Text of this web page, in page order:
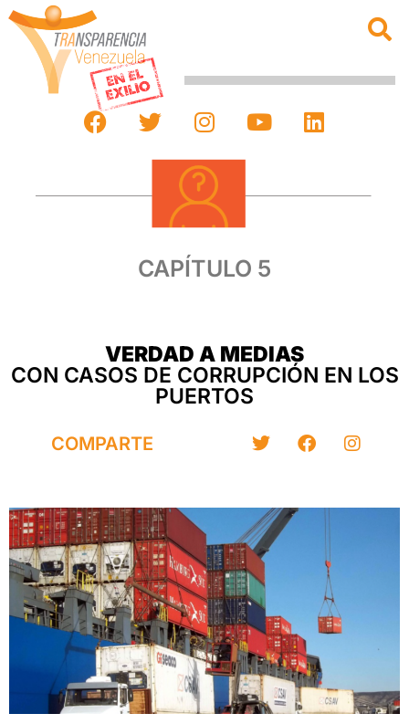
CAPÍTULO 5
VERDAD A MEDIAS
CON CASOS DE CORRUPCIÓN EN LOS
PUERTOS
COMPARTE